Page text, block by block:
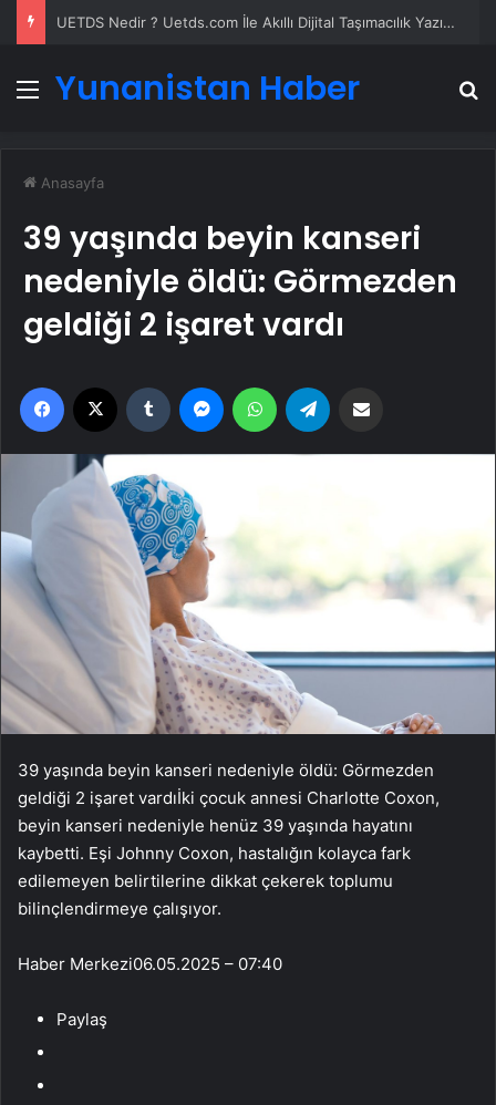
UETDS Nedir ? Uetds.com İle Akıllı Dijital Taşımacılık Yazılımı
Menü
Yunanistan Haber
Anasayfa
39 yaşında beyin kanseri
nedeniyle öldü: Görmezden
geldiği 2 işaret vardı
Facebook Tumblr MessengerWhatsApp
39 yaşında beyin kanseri nedeniyle öldü: Görmezden
geldiği 2 işaret vardıİki çocuk annesi Charlotte Coxon,
beyin kanseri nedeniyle henüz 39 yaşında hayatını
kaybetti. Eşi Johnny Coxon, hastalığın kolayca fark
edilemeyen belirtilerine dikkat çekerek toplumu
bilinçlendirmeye çalışıyor.
Haber Merkezi06.05.2025 – 07:40
Paylaş